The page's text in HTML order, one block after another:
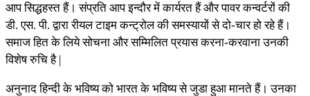
आप सिद्धहस्त हैं। संप्रति आप इन्दौर में कार्यरत हैं और पावर कन्वर्टरों की
डी. एस. पी. द्वारा रीयल टाइम कन्ट्रोल की समस्यायों से दो-चार हो रहे हैं।
समाज हित के लिये सोचना और सम्मिलित प्रयास करना-करवाना उनकी
विशेष रुचि है |
अनुनाद हिन्दी के भविष्य को भारत के भविष्य से जुडा हुआ मानते हैं। उनका